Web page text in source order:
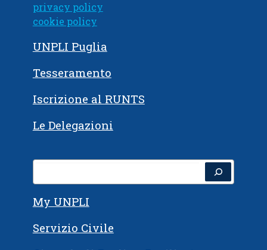
privacy policy
cookie policy
UNPLI Puglia
Tesseramento
Iscrizione al RUNTS
Le Delegazioni
My UNPLI
Servizio Civile